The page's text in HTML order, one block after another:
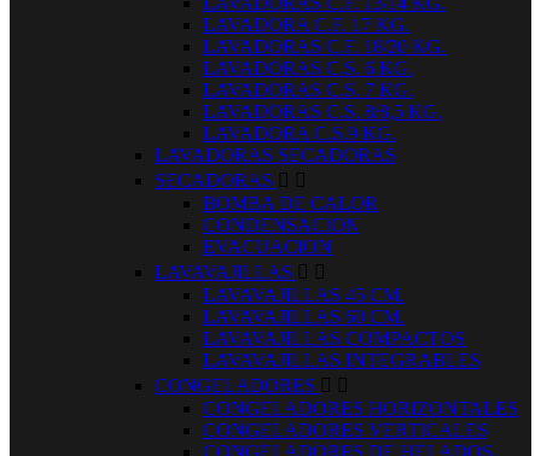
LAVADORA C.F. 17 KG.
LAVADORAS C.F. 18/20 KG.
LAVADORAS C.S. 6 KG.
LAVADORAS C.S. 7 KG.
LAVADORAS C.S. 8/8,5 KG.
LAVADORA C.S.9 KG.
LAVADORAS SECADORAS
SECADORAS  
BOMBA DE CALOR
CONDENSACION
EVACUACION
LAVAVAJILLAS  
LAVAVAJILLAS 45 CM.
LAVAVAJILLAS 60 CM.
LAVAVAJILLAS COMPACTOS
LAVAVAJILLAS INTEGRABLES
CONGELADORES  
CONGELADORES HORIZONTALES
CONGELADORES VERTICALES
CONGELADORES DE HELADOS